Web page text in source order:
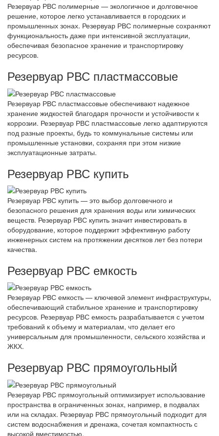
Резервуар РВС полимерные — экологичное и долговечное
решение, которое легко устанавливается в городских и
промышленных зонах. Резервуар РВС полимерные сохраняют
функциональность даже при интенсивной эксплуатации,
обеспечивая безопасное хранение и транспортировку
ресурсов.
Резервуар РВС пластмассовые
Резервуар РВС пластмассовые обеспечивают надежное
хранение жидкостей благодаря прочности и устойчивости к
коррозии. Резервуар РВС пластмассовые легко адаптируются
под разные проекты, будь то коммунальные системы или
промышленные установки, сохраняя при этом низкие
эксплуатационные затраты.
Резервуар РВС купить
Резервуар РВС купить — это выбор долговечного и
безопасного решения для хранения воды или химических
веществ. Резервуар РВС купить значит инвестировать в
оборудование, которое поддержит эффективную работу
инженерных систем на протяжении десятков лет без потери
качества.
Резервуар РВС емкость
Резервуар РВС емкость — ключевой элемент инфраструктуры,
обеспечивающий стабильное хранение и транспортировку
ресурсов. Резервуар РВС емкость разрабатывается с учетом
требований к объему и материалам, что делает его
универсальным для промышленности, сельского хозяйства и
ЖКХ.
Резервуар РВС прямоугольный
Резервуар РВС прямоугольный оптимизирует использование
пространства в ограниченных зонах, например, в подвалах
или на складах. Резервуар РВС прямоугольный подходит для
систем водоснабжения и дренажа, сочетая компактность с
высокой вместимостью.